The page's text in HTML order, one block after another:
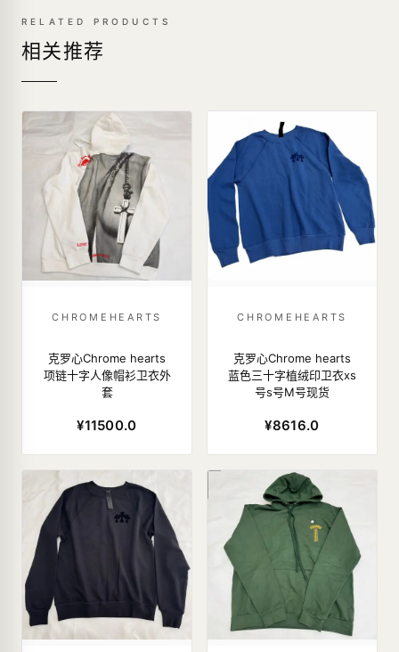
RELATED PRODUCTS
相关推荐
CHROMEHEARTS
克罗心Chrome hearts
项链十字人像帽衫卫衣外
套
¥11500.0
CHROMEHEARTS
克罗心Chrome hearts
蓝色三十字植绒印卫衣xs
号s号M号现货
¥8616.0